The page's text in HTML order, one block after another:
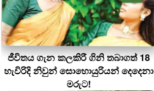
ජීවිතය ගැන කලකිරී ගිනි තබාගත් 18
හැවිරිදි නිවුන් සොහොයුරියන් දෙදෙනා
මරුට!